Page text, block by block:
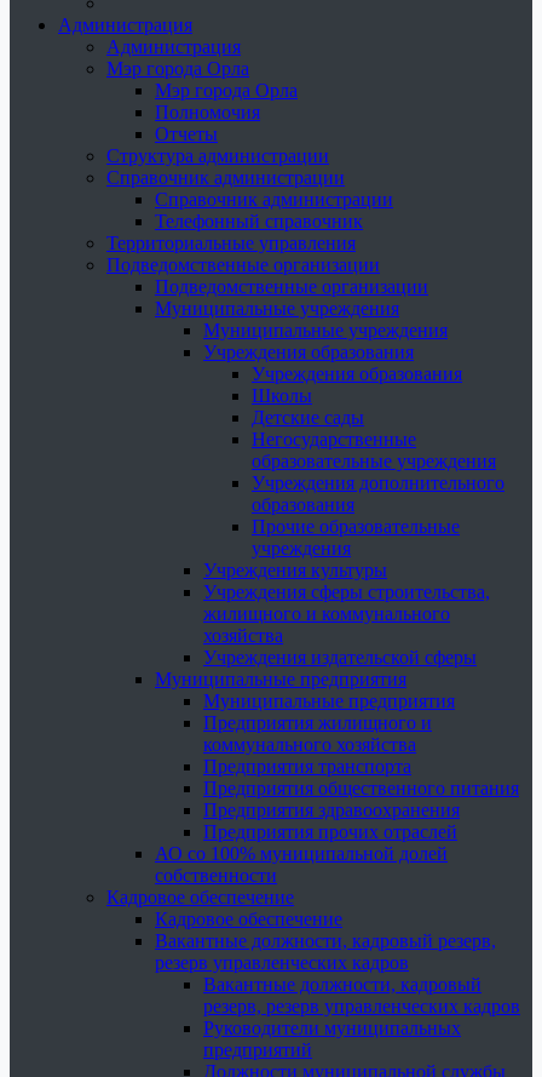
Администрация
Администрация
Мэр города Орла
Мэр города Орла
Полномочия
Отчеты
Структура администрации
Справочник администрации
Справочник администрации
Телефонный справочник
Территориальные управления
Подведомственные организации
Подведомственные организации
Муниципальные учреждения
Муниципальные учреждения
Учреждения образования
Учреждения образования
Школы
Детские сады
Негосударственные
образовательные учреждения
Учреждения дополнительного
образования
Прочие образовательные
учреждения
Учреждения культуры
Учреждения сферы строительства,
жилищного и коммунального
хозяйства
Учреждения издательской сферы
Муниципальные предприятия
Муниципальные предприятия
Предприятия жилищного и
коммунального хозяйства
Предприятия транспорта
Предприятия общественного питания
Предприятия здравоохранения
Предприятия прочих отраслей
АО со 100% муниципальной долей
собственности
Кадровое обеспечение
Кадровое обеспечение
Вакантные должности, кадровый резерв,
резерв управленческих кадров
Вакантные должности, кадровый
резерв, резерв управленческих кадров
Руководители муниципальных
предприятий
Должности муниципальной службы